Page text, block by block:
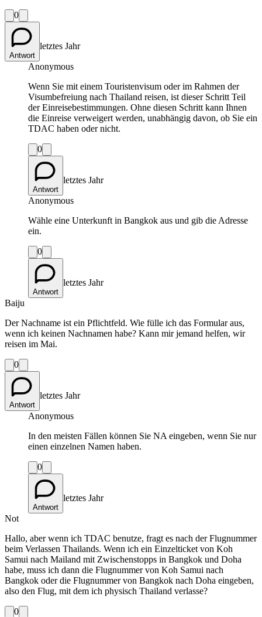
0
Antwort
letztes Jahr
Anonymous
Wenn Sie mit einem Touristenvisum oder im Rahmen der
Visumbefreiung nach Thailand reisen, ist dieser Schritt Teil
der Einreisebestimmungen. Ohne diesen Schritt kann Ihnen
die Einreise verweigert werden, unabhängig davon, ob Sie ein
TDAC haben oder nicht.
0
Antwort
letztes Jahr
Anonymous
Wähle eine Unterkunft in Bangkok aus und gib die Adresse
ein.
0
Antwort
letztes Jahr
Baiju
Der Nachname ist ein Pflichtfeld. Wie fülle ich das Formular aus,
wenn ich keinen Nachnamen habe? Kann mir jemand helfen, wir
reisen im Mai.
0
Antwort
letztes Jahr
Anonymous
In den meisten Fällen können Sie NA eingeben, wenn Sie nur
einen einzelnen Namen haben.
0
Antwort
letztes Jahr
Not
Hallo, aber wenn ich TDAC benutze, fragt es nach der Flugnummer
beim Verlassen Thailands. Wenn ich ein Einzelticket von Koh
Samui nach Mailand mit Zwischenstopps in Bangkok und Doha
habe, muss ich dann die Flugnummer von Koh Samui nach
Bangkok oder die Flugnummer von Bangkok nach Doha eingeben,
also den Flug, mit dem ich physisch Thailand verlasse?
0